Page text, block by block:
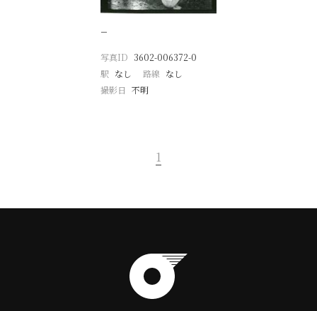
−
写真ID 3602-006372-0
駅 なし 路線 なし
撮影日
不明
1